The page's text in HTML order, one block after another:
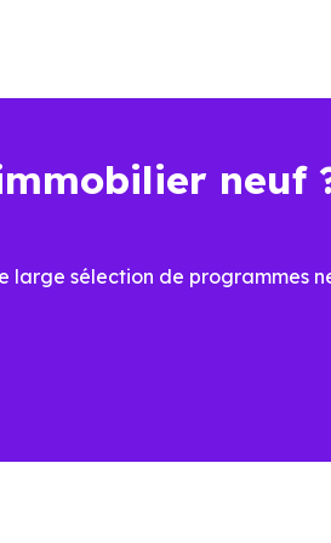
Pour comparer
du
dernières normes, avec
neuf
large sélection de programmes